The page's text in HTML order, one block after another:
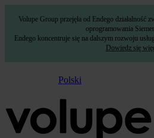
Volupe Group przejęła od Endego działalność
oprogramowania
Endego koncentruje się na dalszym rozwoju
Dowiedz się
Polski